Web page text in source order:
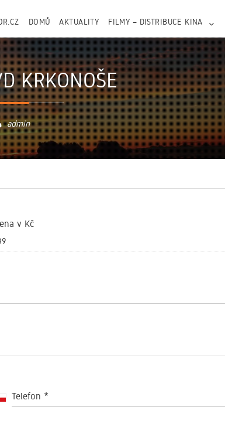
DOMŮ AKTUALITY FILMY – DISTRIBUCE KINA
KRKONOŠE
admin
v Kč
Telefon *